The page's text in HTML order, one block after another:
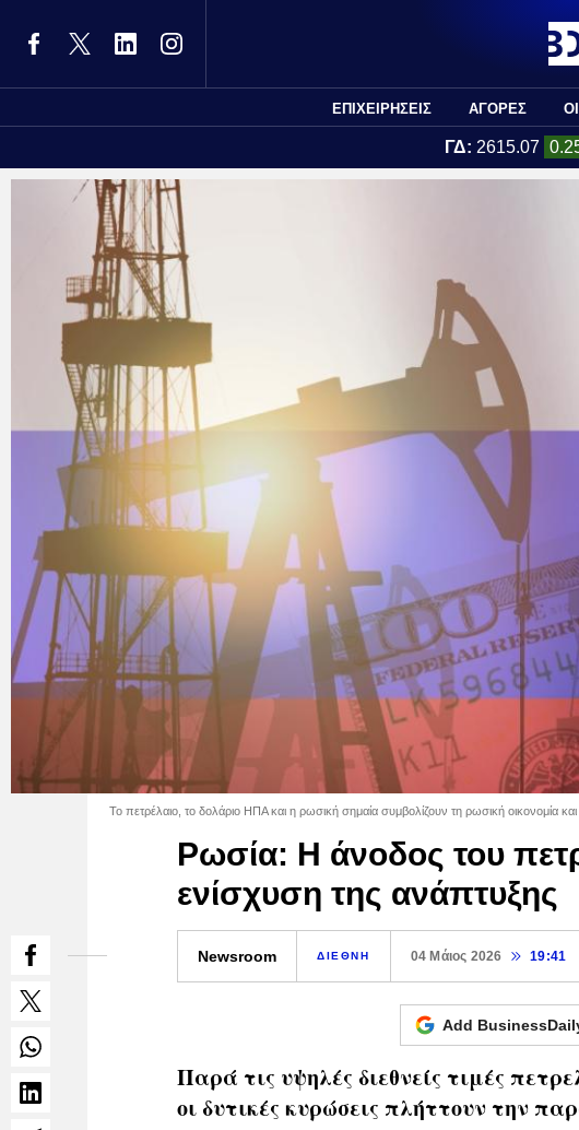
ΕΠΙΧΕΙΡΗΣΕΙΣ ΑΓΟΡΕΣ
ΓΔ: 2615.07
Το πετρέλαιο, το δολάριο ΗΠΑ και η ρωσική σημαία συμβολίζουν τη ρωσική οικονομία και
Ρωσία: Η άνοδος του
ενίσχυση της ανάπτυξης
Newsroom ΔΙΕΘΝΗ 04 Μάιος 2026 19:41
Add
Παρά τις υψηλές διεθνείς τιμές
οι δυτικές κυρώσεις πλήττουν την